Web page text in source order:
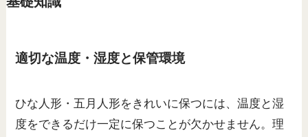
適切な温度・湿度と保管環境
ひな人形・五月人形をきれいに保つには、温度と湿
度をできるだけ一定に保つことが欠かせません。理